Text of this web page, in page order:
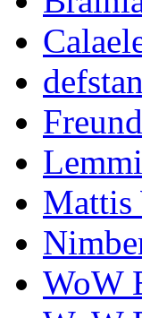
Mattis
WoW